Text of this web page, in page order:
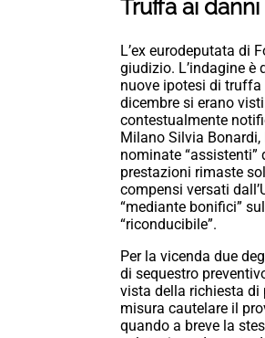
Truffa ai
L’ex eurodeputata di
giudizio. L’indagine è
nuove ipotesi di truffa
dicembre si erano
contestualmente
Milano Silvia
nominate
prestazioni rimaste
compensi versati
“mediante bonifici”
“riconducibile”.
Per la vicenda due
di sequestro
vista della richiesta di
misura cautelare il
quando a breve la